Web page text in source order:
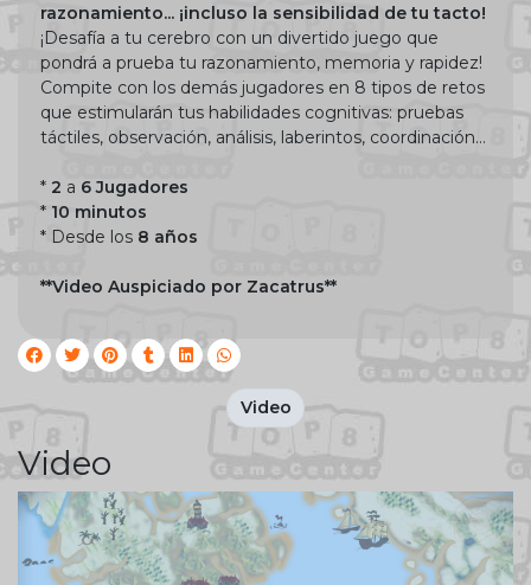
razonamiento... ¡incluso la sensibilidad de tu tacto!
¡Desafía a tu cerebro con un divertido juego que
pondrá a prueba tu razonamiento, memoria y rapidez!
Compite con los demás jugadores en 8 tipos de retos
que estimularán tus habilidades cognitivas: pruebas
táctiles, observación, análisis, laberintos, coordinación…
* 2 a 6 Jugadores
* 10 minutos
* Desde los 8 años
**Video Auspiciado por Zacatrus**
Video
Video